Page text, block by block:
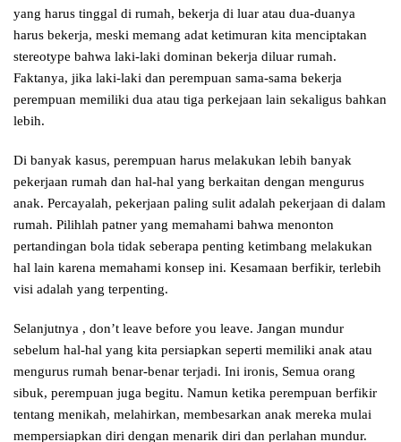
yang harus tinggal di rumah, bekerja di luar atau dua-duanya
harus bekerja, meski memang adat ketimuran kita menciptakan
stereotype bahwa laki-laki dominan bekerja diluar rumah.
Faktanya, jika laki-laki dan perempuan sama-sama bekerja
perempuan memiliki dua atau tiga perkejaan lain sekaligus bahkan
lebih.
Di banyak kasus, perempuan harus melakukan lebih banyak
pekerjaan rumah dan hal-hal yang berkaitan dengan mengurus
anak. Percayalah, pekerjaan paling sulit adalah pekerjaan di dalam
rumah. Pilihlah patner yang memahami bahwa menonton
pertandingan bola tidak seberapa penting ketimbang melakukan
hal lain karena memahami konsep ini. Kesamaan berfikir, terlebih
visi adalah yang terpenting.
Selanjutnya , don’t leave before you leave. Jangan mundur
sebelum hal-hal yang kita persiapkan seperti memiliki anak atau
mengurus rumah benar-benar terjadi. Ini ironis, Semua orang
sibuk, perempuan juga begitu. Namun ketika perempuan berfikir
tentang menikah, melahirkan, membesarkan anak mereka mulai
mempersiapkan diri dengan menarik diri dan perlahan mundur.